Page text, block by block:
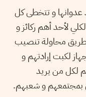
عدوانها و تتخطى كل
لأحد أهم ركائز و
محاولة تنصيب
لكبت إرادتهم و
لكل من يريد
بمجتمعهم و شعبهم.